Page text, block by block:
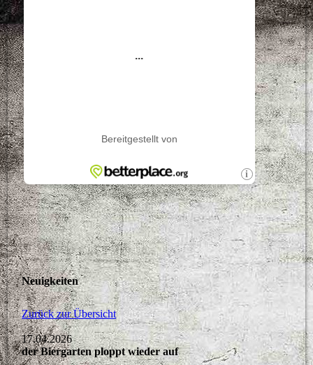
Neuigkeiten
Zurück zur Übersicht
17.04.2026
der Biergarten ploppt wieder auf